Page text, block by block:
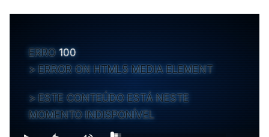
ERRO 100
ERROR ON HTML5 MEDIA ELEMENT
ESTE CONTEÚDO ESTÁ NESTE
MOMENTO INDISPONÍVEL